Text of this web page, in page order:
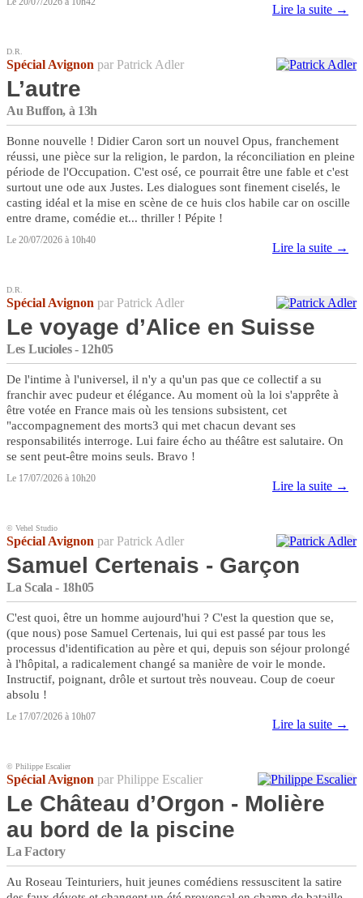
Lire la suite →
D.R.
Spécial Avignon par Patrick Adler
L’autre
Au Buffon, à 13h
Bonne nouvelle ! Didier Caron sort un nouvel Opus, franchement
réussi, une pièce sur la religion, le pardon, la réconciliation en pleine
période de l'Occupation. C'est osé, ce pourrait être une fable et c'est
surtout une ode aux Justes. Les dialogues sont finement ciselés, le
casting idéal et la mise en scène de ce huis clos habile car on oscille
entre drame, comédie et... thriller ! Pépite !
Le 20/07/2026 à 10h40
Lire la suite →
D.R.
Spécial Avignon par Patrick Adler
Le voyage d’Alice en Suisse
Les Lucioles - 12h05
De l'intime à l'universel, il n'y a qu'un pas que ce collectif a su
franchir avec pudeur et élégance. Au moment où la loi s'apprête à
être votée en France mais où les tensions subsistent, cet
"accompagnement des morts3 qui met chacun devant ses
responsabilités interroge. Lui faire écho au théâtre est salutaire. On
se sent peut-être moins seuls. Bravo !
Le 17/07/2026 à 10h20
Lire la suite →
© Vehel Studio
Spécial Avignon par Patrick Adler
Samuel Certenais - Garçon
La Scala - 18h05
C'est quoi, être un homme aujourd'hui ? C'est la question que se,
(que nous) pose Samuel Certenais, lui qui est passé par tous les
processus d'identification au père et qui, depuis son séjour prolongé
à l'hôpital, a radicalement changé sa manière de voir le monde.
Instructif, poignant, drôle et surtout très nouveau. Coup de coeur
absolu !
Le 17/07/2026 à 10h07
Lire la suite →
© Philippe Escalier
Spécial Avignon par Philippe Escalier
Le Château d’Orgon - Molière
au bord de la piscine
La Factory
Au Roseau Teinturiers, huit jeunes comédiens ressuscitent la satire